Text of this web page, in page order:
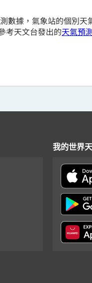
數據，氣象站的個別天
考天文台發出的天氣預測
我的世界